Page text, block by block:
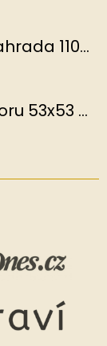
Hedvábný šátek Japonská zahrada 110x110 cm v dárkovém balení, HEDVÁBNÝ SVĚT
Hedvábný šátek Květy hrachoru 53x53 cm v dárkovém balení, HEDVÁBNÝ SVĚT